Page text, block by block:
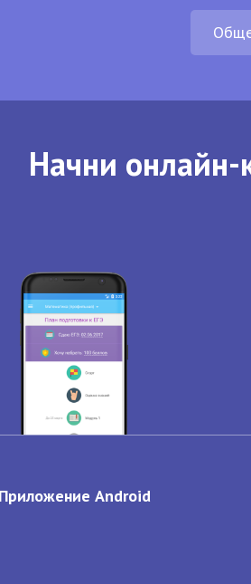
Начни онлайн-
Приложение Android